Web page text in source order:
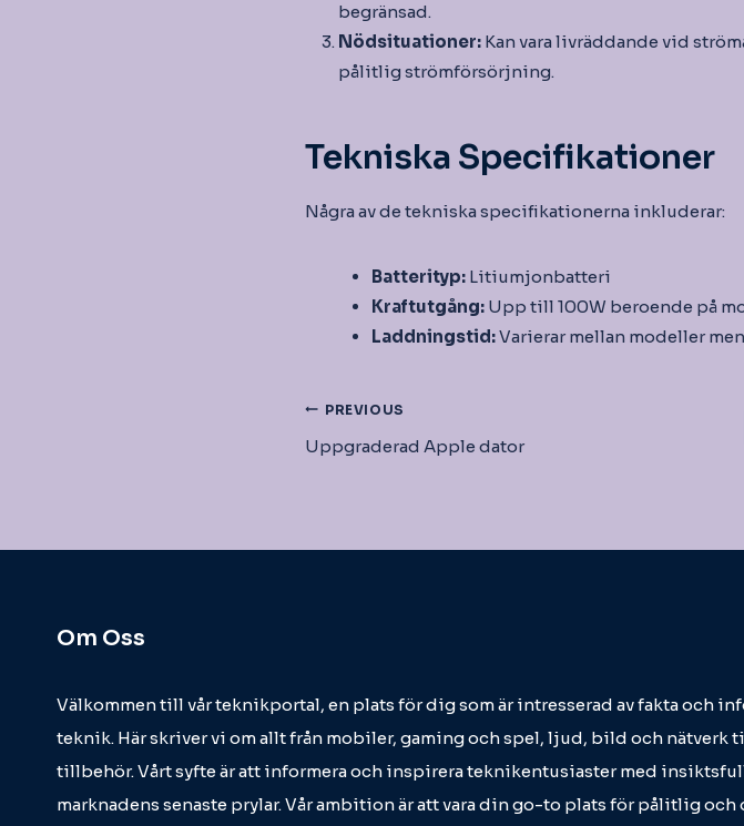
begränsad.
Nödsituationer: Kan vara livräddande vid
pålitlig strömförsörjning.
Tekniska Specifikationer
Några av de tekniska specifikationerna inkluderar:
Batterityp: Litiumjonbatteri
Kraftutgång: Upp till 100W beroende på
Laddningstid:Varierar mellan modeller
Inläggsnavigering
PREVIOUS
Uppgraderad Apple dator
Om Oss
Välkommen till vår teknikportal, en plats för dig som är intresserad av fakta och
teknik. Här skriver vi om allt från mobiler, gaming och spel, ljud, bild och nätverk
tillbehör. Vårt syfte är att informera och inspirera teknikentusiaster med
marknadens senaste prylar. Vår ambition är att vara din go-to plats för pålitlig